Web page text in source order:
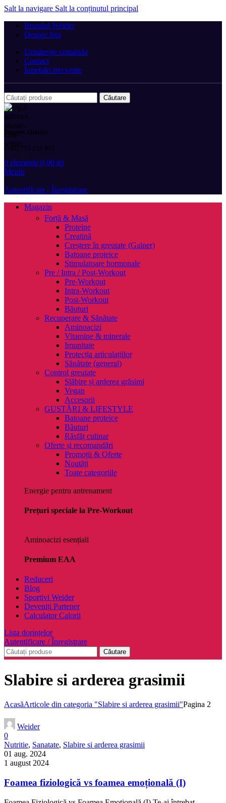
Salt la navigare Salt la conținutul principal
Brandul Weider
Despre Noi
Urmărește comanda
Contact
Întrebări frecvente
Căutare
Suport clienți:
(+40) 752 233 905
0 elemente 0,00 lei
Meniu
Autentificare / Înregistrare
Magazin
Forță & Masă
Proteine
Creatină
Creștere în greutate (Gainer)
Batoane proteice
Stimulatoare hormonale
Pre / Intra / Post-Workout
Pre-Workout
Intra-Workout
Post-Workout
Băuturi
Recuperare & Sănătate
Aminoacizi
Vitamine & minerale
Imunitate
Protecția articulațiilor
Sănătate (general)
Control greutate
Slăbire și arderea grăsimi
Vegan
Accesorii
GUSTĂRI & LIFESTYLE
Batoane proteice
Băuturi
Răsfăț culinar
Oferte și recomandări
Promoții & Oferte
Noutăți
Toate categoriile
Energie pentru antrenament
Prețuri speciale la Pre-Workout
Aminoacizi esențiali
Premium EAA
Reduceri
Blog
Sportivi Weider
Deveniți Partener
Calculator Calorii
Lista dorințelor
Autentificare / Înregistrare
Căutare
Slabire si arderea grasimii
AcasăArticole din categoria "Slabire si arderea grasimii"Pagina 2
Weider
0
Nutritie, Sanatate, Slabire si arderea grasimii
01 aug. 2024
1 august 2024
Foamea fiziologică vs foamea emoțională (I)